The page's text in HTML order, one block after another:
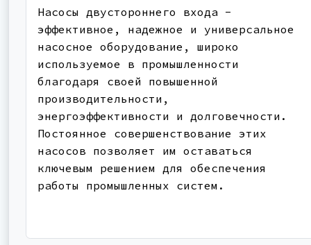
Насосы двустороннего входа -
эффективное, надежное и универсальное
насосное оборудование, широко
используемое в промышленности
благодаря своей повышенной
производительности,
энергоэффективности и долговечности.
Постоянное совершенствование этих
насосов позволяет им оставаться
ключевым решением для обеспечения
работы промышленных систем.